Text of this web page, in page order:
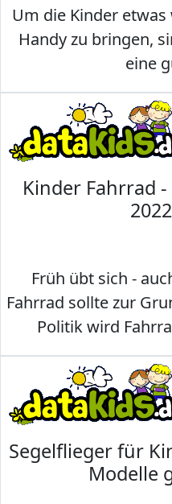
Um die Kinder
Handy zu bringen,
eine
Kinder Fahrrad
2022
Früh übt sich -
Fahrrad sollte zur
Politik wird
Segelflieger für
Modelle